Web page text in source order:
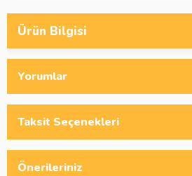
Ürün Bilgisi
Yorumlar
Taksit Seçenekleri
Önerileriniz